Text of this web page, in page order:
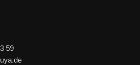
59